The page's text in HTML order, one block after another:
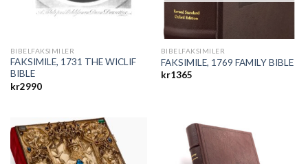
BIBELFAKSIMILER
FAKSIMILE, 1731 THE WICLIF
BIBLE
kr2990
BIBELFAKSIMILER
FAKSIMILE, 1769 FAMILY BIBLE
kr1365